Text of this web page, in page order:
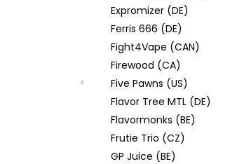
Expromizer (DE)
Ferris 666 (DE)
Fight4Vape (CAN)
Firewood (CA)
Five Pawns (US)
Flavor Tree MTL (DE)
Flavormonks (BE)
Frutie Trio (CZ)
GP Juice (BE)